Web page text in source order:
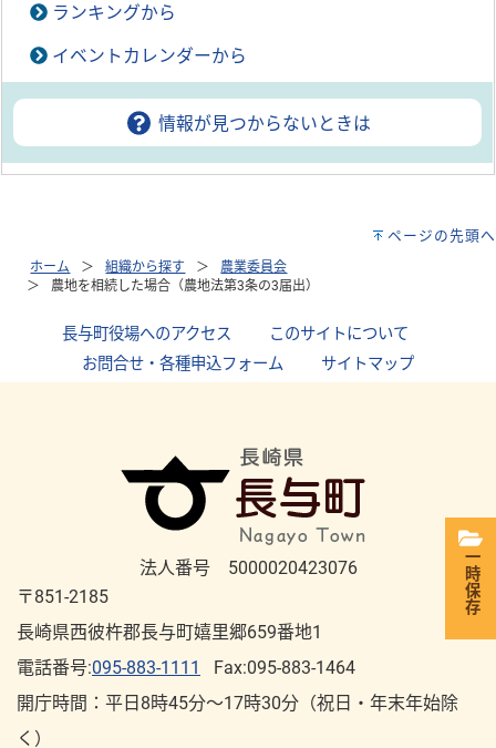
ランキングから
イベントカレンダーから
情報が見つからないときは
ページの先頭へ
ホーム 組織から探す
農業委員会
農地を相続した場合（農地法第3条の3届出）
長与町役場へのアクセス このサイトについて
お問合せ・各種申込フォーム
サイトマップ
法人番号 5000020423076
〒851-2185
長崎県西彼杵郡長与町嬉里郷659番地1
電話番号:095-883-1111
Fax:095-883-1464
開庁時間：平⽇8時45分～17時30分（祝⽇・年末年始除
く）
一時保存